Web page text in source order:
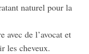
naturel pour la
avec de l’avocat et
les cheveux.